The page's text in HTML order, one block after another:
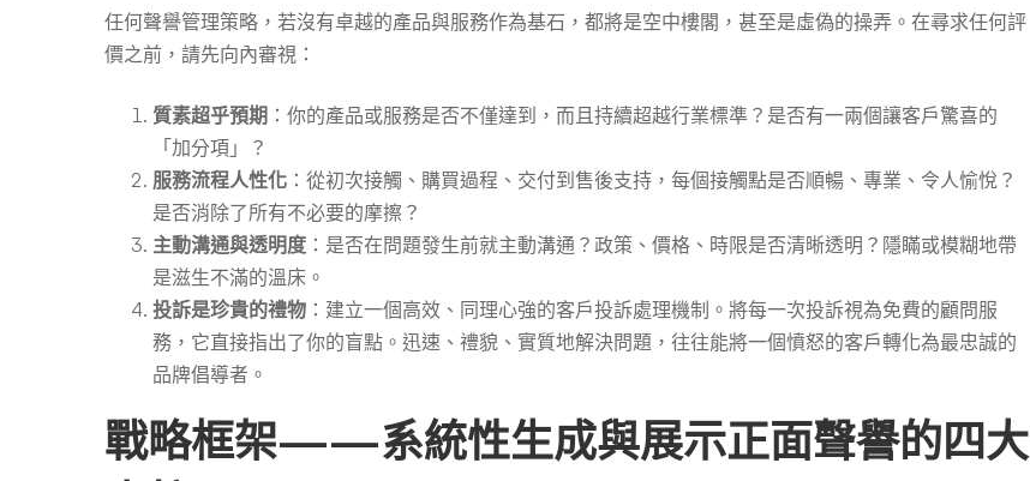
任何聲譽管理策略，若沒有卓越的產品與服務作為基石，都將是空中樓閣，甚至是虛偽的操弄。在尋求任何評
價之前，請先向內審視：
質素超乎預期 ：你的產品或服務是否不僅達到，而且持續超越行業標準？是否有一兩個讓客戶驚喜的
「加分項」？
服務流程人性化 ：從初次接觸、購買過程、交付到售後支持，每個接觸點是否順暢、專業、令人愉悅？
是否消除了所有不必要的摩擦？
主動溝通與透明度 ：是否在問題發生前就主動溝通？政策、價格、時限是否清晰透明？隱瞞或模糊地帶
是滋生不滿的溫床。
投訴是珍貴的禮物 ：建立一個高效、同理心強的客戶投訴處理機制。將每一次投訴視為免費的顧問服
務，它直接指出了你的盲點。迅速、禮貌、實質地解決問題，往往能將一個憤怒的客戶轉化為最忠誠的
品牌倡導者。
戰略框架——系統性生成與展示正面聲譽的四大